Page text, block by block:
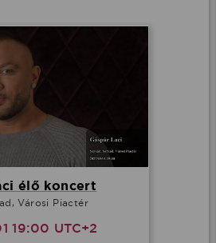
élő koncert
Városi Piactér
19:00 UTC+2